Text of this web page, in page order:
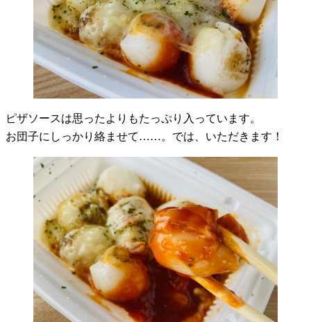
ピザソースは思ったよりもたっぷり入っています。
お団子にしっかり絡ませて……。では、いただきます！